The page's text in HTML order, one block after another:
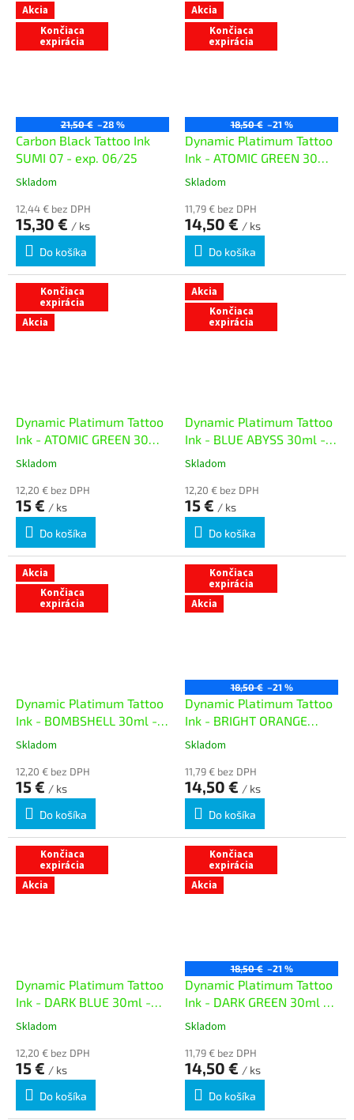
Akcia
Končiaca
expirácia
21,50 € –28 %
Carbon Black Tattoo Ink
SUMI 07 - exp. 06/25
Skladom
12,44 € bez DPH
15,30 € / ks
Do košíka
Akcia
Končiaca
expirácia
18,50 € –21 %
Dynamic Platimum Tattoo
Ink - ATOMIC GREEN 30ml
- exp. 05/26
Skladom
11,79 € bez DPH
14,50 € / ks
Do košíka
Končiaca
expirácia
Akcia
Dynamic Platimum Tattoo
Ink - ATOMIC GREEN 30ml
- exp. 07/26
Skladom
12,20 € bez DPH
15 € / ks
Do košíka
Akcia
Končiaca
expirácia
Dynamic Platimum Tattoo
Ink - BLUE ABYSS 30ml -
exp. 08/26
Skladom
12,20 € bez DPH
15 € / ks
Do košíka
Akcia
Končiaca
expirácia
Dynamic Platimum Tattoo
Ink - BOMBSHELL 30ml -
exp.08/26
Skladom
12,20 € bez DPH
15 € / ks
Do košíka
Končiaca
expirácia
Akcia
18,50 € –21 %
Dynamic Platimum Tattoo
Ink - BRIGHT ORANGE
30ml - exp. 05/26
Skladom
11,79 € bez DPH
14,50 € / ks
Do košíka
Končiaca
expirácia
Akcia
Dynamic Platimum Tattoo
Ink - DARK BLUE 30ml -
exp. 08/26
Skladom
12,20 € bez DPH
15 € / ks
Do košíka
Končiaca
expirácia
Akcia
18,50 € –21 %
Dynamic Platimum Tattoo
Ink - DARK GREEN 30ml -
exp. 09/26
Skladom
11,79 € bez DPH
14,50 € / ks
Do košíka